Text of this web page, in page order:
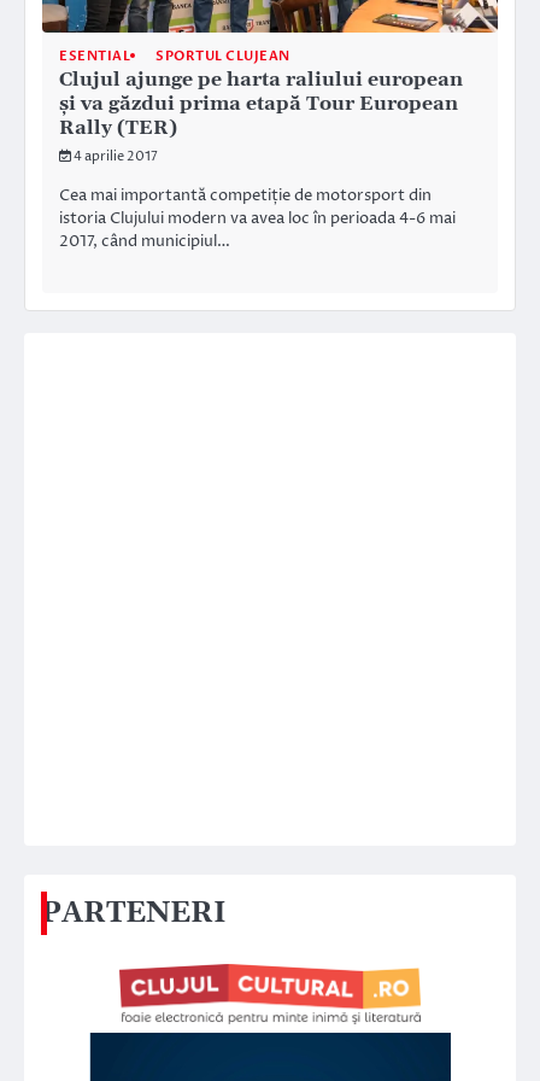
ESENTIAL SPORTUL CLUJEAN
Clujul ajunge pe harta raliului european
și va găzdui prima etapă Tour European
Rally (TER)
4 aprilie 2017
Cea mai importantă competiție de motorsport din
istoria Clujului modern va avea loc în perioada 4-6 mai
2017, când municipiul…
PARTENERI